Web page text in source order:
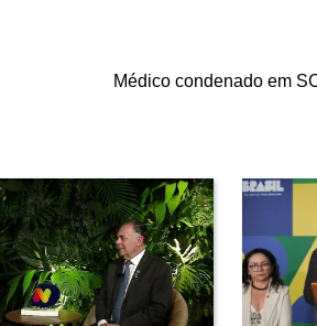
Médico condenado em